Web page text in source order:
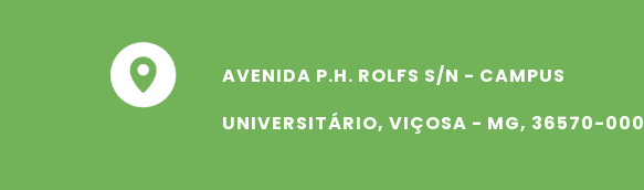
AVENIDA P.H. ROLFS S/N - CAMPUS
UNIVERSITÁRIO, VIÇOSA - MG, 36570-000